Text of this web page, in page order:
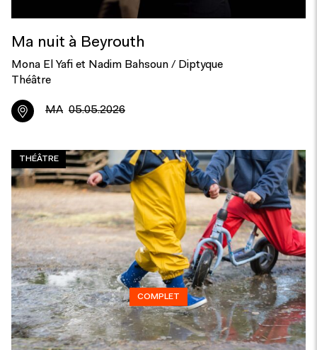
Ma nuit à Beyrouth
Mona El Yafi et Nadim Bahsoun / Diptyque
Théâtre
MA 05.05.2026
COMPLET
THÉÂTRE